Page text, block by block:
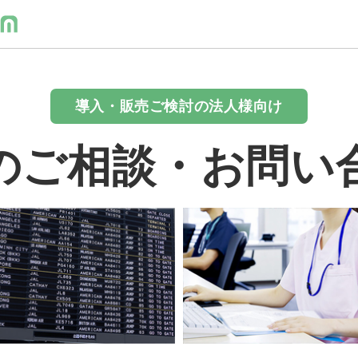
導入・販売ご検討の法人様向け
ご相談・お問い